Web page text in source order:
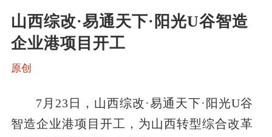
山西综改·易通天下·阳光U谷智造
企业港项目开工
原创
7月23日，山西综改·易通天下·阳光U谷
智造企业港项目开工，为山西转型综合改革